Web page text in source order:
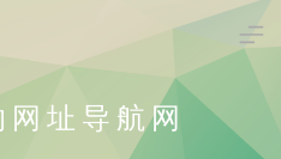
址导航网